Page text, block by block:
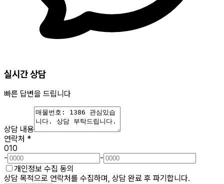
실시간 상담
빠른 답변을 드립니다
상담 내용
연락처 *
010
-
-
개인정보 수집 동의
상담 목적으로 연락처를 수집하며, 상담 완료 후 파기합니다.